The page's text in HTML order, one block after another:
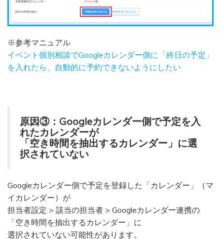
※参考マニュアル
イベント個別相談でGoogleカレンダー側に「終日の予定」
を入れたら、自動的に予約できないようにしたい
原因③：Googleカレンダー側で予定を入
れたカレンダーが
「空き時間を抽出するカレンダー」に選
択されていない
Googleカレンダー側で予定を登録した「カレンダー」（マ
イカレンダー）が
担当者設定 > 該当の担当者 > Googleカレンダー連携の
「空き時間を抽出するカレンダー」に
選択されていない可能性があります。